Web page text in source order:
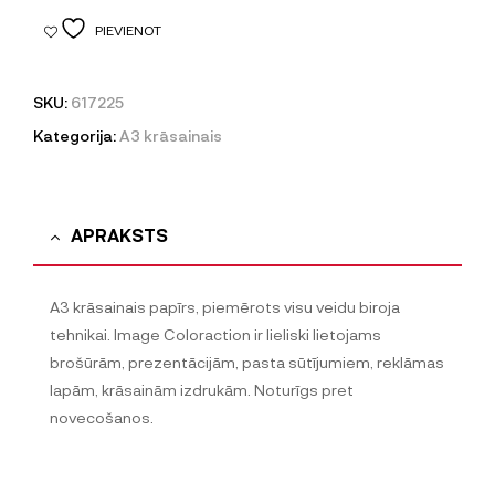
PIEVIENOT
SKU: 617225
Kategorija:A3 krāsainais
APRAKSTS
A3 krāsainais papīrs, piemērots visu veidu biroja
tehnikai. Image Coloraction ir lieliski lietojams
brošūrām, prezentācijām, pasta sūtījumiem, reklāmas
lapām, krāsainām izdrukām. Noturīgs pret
novecošanos.